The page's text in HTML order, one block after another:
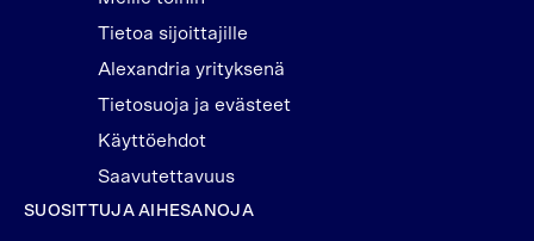
Tietoa sijoittajille
Alexandria yrityksenä
Tietosuoja ja evästeet
Käyttöehdot
Saavutettavuus
SUOSITTUJA AIHESANOJA